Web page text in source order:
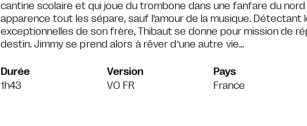
cantine scolaire et qui joue du trombone dans une fanfare du nord
apparence tout les sépare, sauf l’amour de la musique. Détectant
exceptionnelles de son frère, Thibaut se donne pour mission de
destin. Jimmy se prend alors à rêver d’une autre vie…
Durée
1h43
Version
VO FR
Pays
France